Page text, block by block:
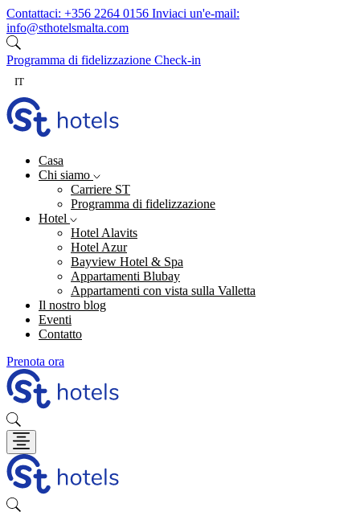
Vai al contenuto
Contattaci: +356 2264 0156 Inviaci un'e-mail:
info@sthotelsmalta.com
Programma di fidelizzazione Check-in
IT
Casa
Chi siamo
Carriere ST
Programma di fidelizzazione
Hotel
Hotel Alavits
Hotel Azur
Bayview Hotel & Spa
Appartamenti Blubay
Appartamenti con vista sulla Valletta
Il nostro blog
Eventi
Contatto
Prenota ora